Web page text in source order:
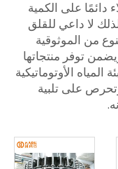
على الكمية
داعي للقلق
منتجاتها
الأوتوماتيكية
على تلبية